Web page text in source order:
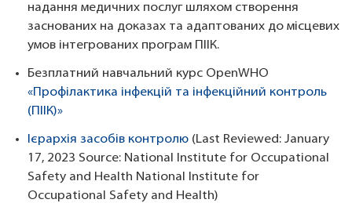
надання медичних послуг шляхом створення
заснованих на доказах та адаптованих до місцевих
умов інтегрованих програм ПІІК.
Безплатний навчальний курс OpenWHO
«Профілактика інфекцій та інфекційний контроль
(ПІІК)»
Ієрархія засобів контролю (Last Reviewed: January
17, 2023 Source: National Institute for Occupational
Safety and Health National Institute for
Occupational Safety and Health)